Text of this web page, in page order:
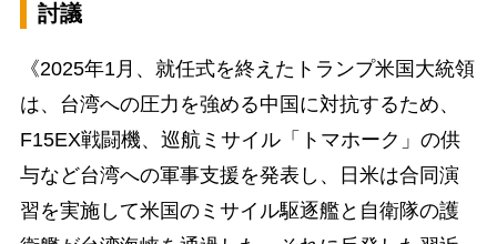
討議
《2025年1月、就任式を終えたトランプ米国大統領
は、台湾への圧力を強める中国に対抗するため、
F15EX戦闘機、巡航ミサイル「トマホーク」の供
与など台湾への軍事支援を発表し、日米は合同演
習を実施して米国のミサイル駆逐艦と自衛隊の護